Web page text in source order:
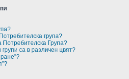
група?
Потребителска Група?
са в различен цвят?